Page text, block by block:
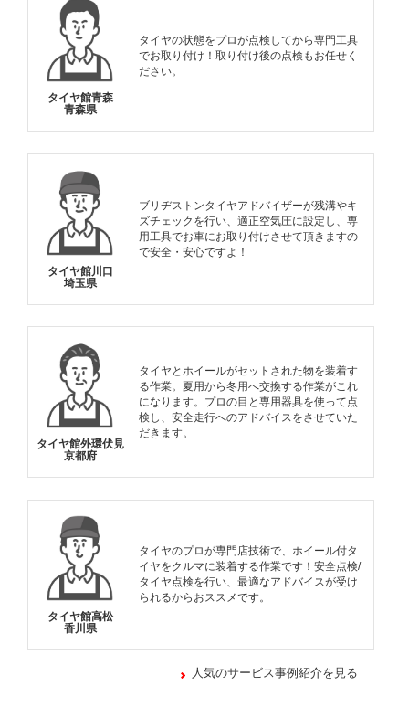
タイヤ館青森
青森県
タイヤの状態をプロが点検してから専門工具
でお取り付け！取り付け後の点検もお任せく
ださい。
タイヤ館川口
埼玉県
ブリヂストンタイヤアドバイザーが残溝やキ
ズチェックを行い、適正空気圧に設定し、専
用工具でお車にお取り付けさせて頂きますの
で安全・安心ですよ！
タイヤ館外環伏見
京都府
タイヤとホイールがセットされた物を装着す
る作業。夏用から冬用へ交換する作業がこれ
になります。プロの目と専用器具を使って点
検し、安全走行へのアドバイスをさせていた
だきます。
タイヤ館高松
香川県
タイヤのプロが専門店技術で、ホイール付タ
イヤをクルマに装着する作業です！安全点検/
タイヤ点検を行い、最適なアドバイスが受け
られるからおススメです。
人気のサービス事例紹介を見る